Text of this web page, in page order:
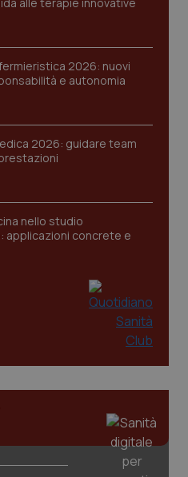
2026: nuovi
e autonomia
2026: guidare team
nello studio
applicazioni concrete e
Fornitore /Dominio
CookieScript
www.quotidianosanita.it